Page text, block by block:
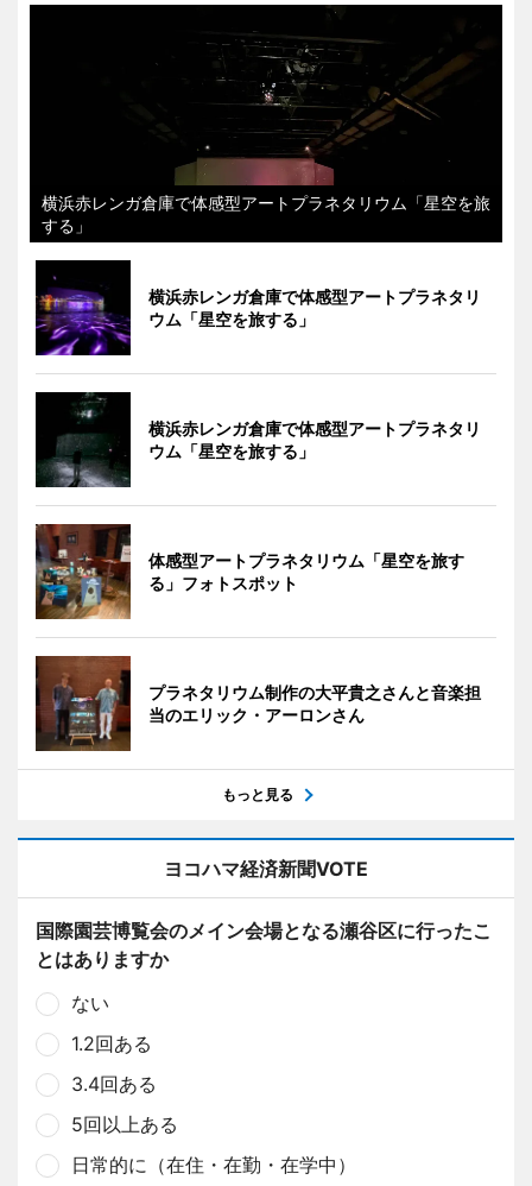
横浜赤レンガ倉庫で体感型アートプラネタリウム「星空を旅
する」
横浜赤レンガ倉庫で体感型アートプラネタリ
ウム「星空を旅する」
横浜赤レンガ倉庫で体感型アートプラネタリ
ウム「星空を旅する」
体感型アートプラネタリウム「星空を旅す
る」フォトスポット
プラネタリウム制作の大平貴之さんと音楽担
当のエリック・アーロンさん
もっと見る
ヨコハマ経済新聞VOTE
国際園芸博覧会のメイン会場となる瀬谷区に行ったこ
とはありますか
ない
1.2回ある
3.4回ある
5回以上ある
日常的に（在住・在勤・在学中）